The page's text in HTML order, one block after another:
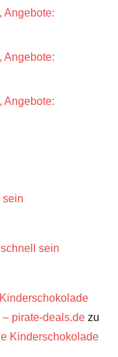
Angebote:
Angebote:
Angebote:
sein
sein
pirate-deals.de zu
Kinderschokolade